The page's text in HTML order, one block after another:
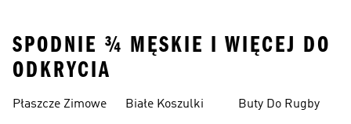
SPODNIE ¾ MĘSKIE I WIĘCEJ DO
ODKRYCIA
Płaszcze Zimowe Białe Koszulki Buty Do Rugby